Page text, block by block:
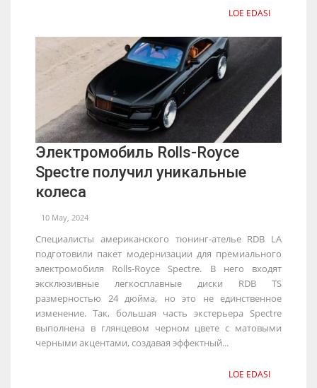
LOE EDASI
Электромобиль Rolls-Royce
Spectre получил уникальные
колеса
10 May, 2024
Специалисты американского тюнинг-ателье RDB LA
подготовили пакет модернизации для премиального
электромобиля Rolls-Royce Spectre. В него входят
эксклюзивные легкосплавные диски RDB TS
размерностью 24 дюйма, но это не единственное
изменение. Так, большая часть экстерьера Spectre
выполнена в глянцевом черном цвете с матовыми
черными акцентами, создавая эффектный...
LOE EDASI